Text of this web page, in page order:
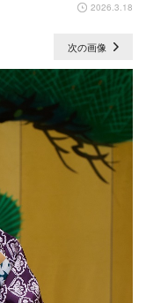
2026.3.18
次の画像